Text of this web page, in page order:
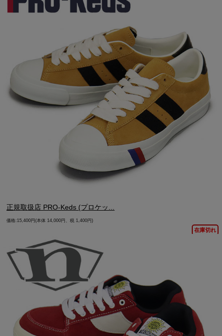
正規取扱店 PRO-Keds (プロケッ...
価格:15,400円(本体 14,000円、税 1,400円)
在庫切れ